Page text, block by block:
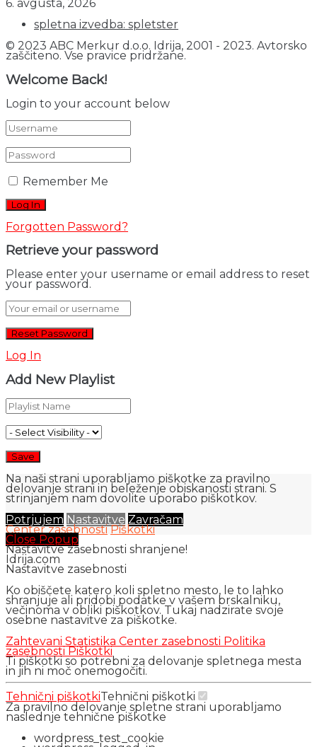
6. avgusta, 2026
spletna izvedba: spletster
© 2023 ABC Merkur d.o.o. Idrija, 2001 - 2023. Avtorsko
zaščiteno. Vse pravice pridržane.
Welcome Back!
Login to your account below
Remember Me
Forgotten Password?
Retrieve your password
Please enter your username or email address to reset
your password.
Log In
Add New Playlist
Na naši strani uporabljamo piškotke za pravilno
delovanje strani in beleženje obiskanosti strani. S
strinjanjem nam dovolite uporabo piškotkov.
Potrjujem Nastavitve Zavračam
Center zasebnosti Piškotki
Close Popup
Nastavitve zasebnosti shranjene!
Idrija.com
Nastavitve zasebnosti
Ko obiščete katero koli spletno mesto, le to lahko
shranjuje ali pridobi podatke v vašem brskalniku,
večinoma v obliki piškotkov. Tukaj nadzirate svoje
osebne nastavitve za piškotke.
Zahtevani Statistika Center zasebnosti Politika
zasebnosti Piškotki
Ti piškotki so potrebni za delovanje spletnega mesta
in jih ni moč onemogočiti.
Tehnični piškotkiTehnični piškotki
Za pravilno delovanje spletne strani uporabljamo
naslednje tehnične piškotke
wordpress_test_cookie